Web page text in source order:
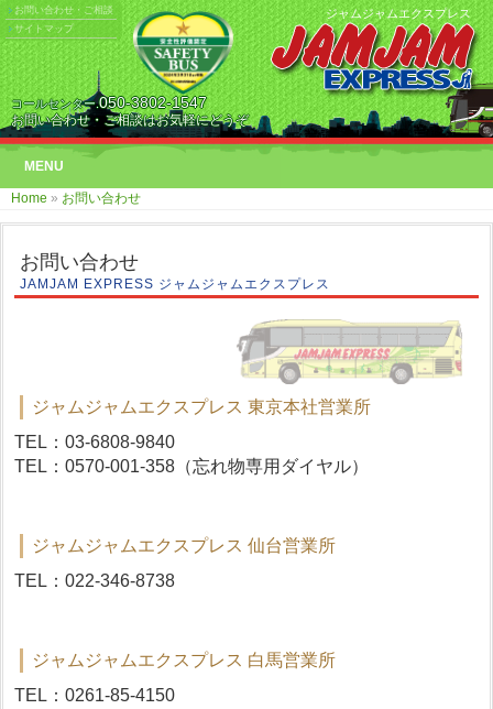
ジャムジャムエクスプレス
コールセンター.050-3802-1547
お問い合わせ・ご相談はお気軽にどうぞ
お問い合わせ・ご相談
サイトマップ
MENU
Home » お問い合わせ
お問い合わせ
JAMJAM EXPRESS ジャムジャムエクスプレス
ジャムジャムエクスプレス 東京本社営業所
TEL：03-6808-9840
TEL：0570-001-358（忘れ物専用ダイヤル）
ジャムジャムエクスプレス 仙台営業所
TEL：022-346-8738
ジャムジャムエクスプレス 白馬営業所
TEL：0261-85-4150